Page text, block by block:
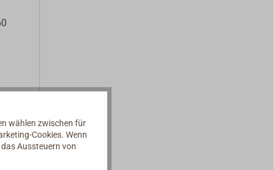
wählen zwischen für
Cookies. Wenn
Aussteuern von